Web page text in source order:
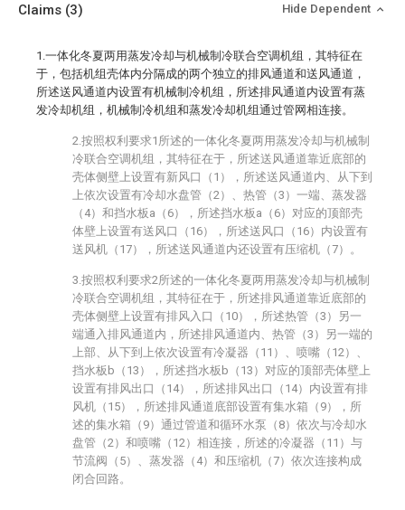
Claims (3) Hide Dependent
1.一体化冬夏两用蒸发冷却与机械制冷联合空调机组，其特征在
于，包括机组壳体内分隔成的两个独立的排风通道和送风通道，
所述送风通道内设置有机械制冷机组，所述排风通道内设置有蒸
发冷却机组，机械制冷机组和蒸发冷却机组通过管网相连接。
2.按照权利要求1所述的一体化冬夏两用蒸发冷却与机械制
冷联合空调机组，其特征在于，所述送风通道靠近底部的
壳体侧壁上设置有新风口（1），所述送风通道内、从下到
上依次设置有冷却水盘管（2）、热管（3）一端、蒸发器
（4）和挡水板a（6），所述挡水板a（6）对应的顶部壳
体壁上设置有送风口（16），所述送风口（16）内设置有
送风机（17），所述送风通道内还设置有压缩机（7）。
3.按照权利要求2所述的一体化冬夏两用蒸发冷却与机械制
冷联合空调机组，其特征在于，所述排风通道靠近底部的
壳体侧壁上设置有排风入口（10），所述热管（3）另一
端通入排风通道内，所述排风通道内、热管（3）另一端的
上部、从下到上依次设置有冷凝器（11）、喷嘴（12）、
挡水板b（13），所述挡水板b（13）对应的顶部壳体壁上
设置有排风出口（14），所述排风出口（14）内设置有排
风机（15），所述排风通道底部设置有集水箱（9），所
述的集水箱（9）通过管道和循环水泵（8）依次与冷却水
盘管（2）和喷嘴（12）相连接，所述的冷凝器（11）与
节流阀（5）、蒸发器（4）和压缩机（7）依次连接构成
闭合回路。